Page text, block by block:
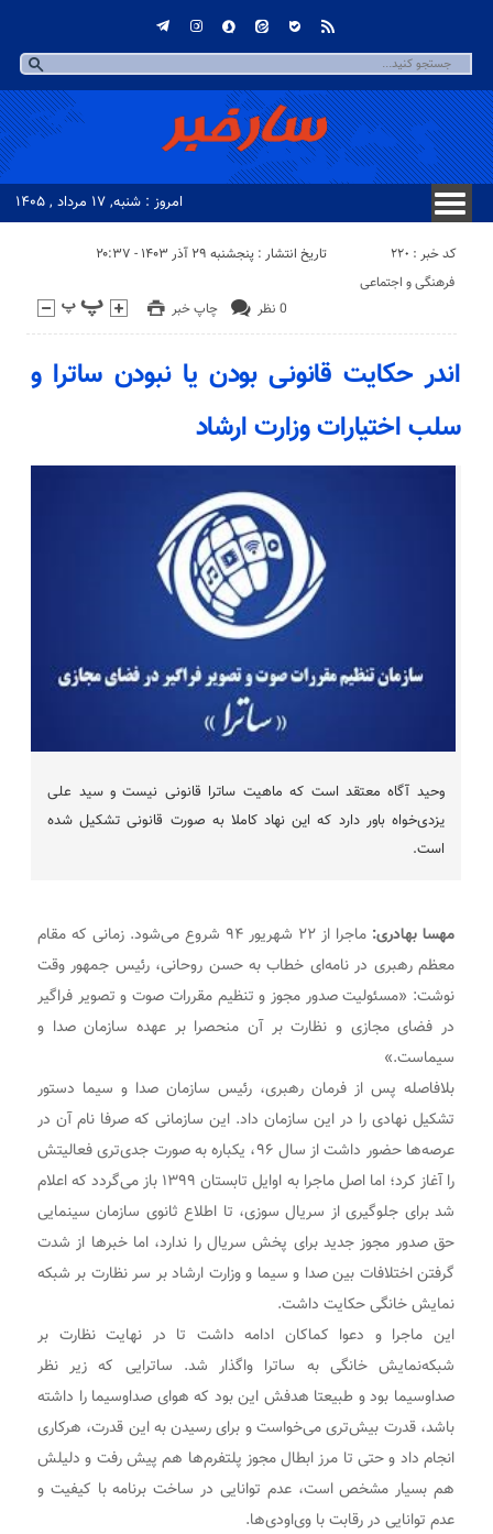
امروز : شنبه, ۱۷ مرداد , ۱۴۰۵
کد خبر : 220 تاریخ انتشار : پنجشنبه ۲۹ آذر ۱۴۰۳ - ۲۰:۳۷
چاپ خبر 0 نظر
فرهنگی و اجتماعی
اندر حکایت قانونی بودن یا نبودن ساترا و
سلب اختیارات وزارت ارشاد
وحید آگاه معتقد است که ماهیت ساترا قانونی نیست و سید علی
یزدی‌خواه باور دارد که این نهاد کاملا به صورت قانونی تشکیل شده
است.
مهسا بهادری:
ماجرا از ۲۲ شهریور ۹۴ شروع می‌شود. زمانی که مقام
معظم رهبری در نامه‌ای خطاب به حسن روحانی، رئیس جمهور وقت
نوشت: «مسئولیت صدور مجوز و تنظیم مقررات صوت و تصویر فراگیر
در فضای مجازی و نظارت بر آن منحصرا بر عهده سازمان صدا و
سیماست.»
بلافاصله پس از فرمان رهبری، رئیس سازمان صدا و سیما دستور
تشکیل نهادی را در این سازمان داد. این سازمانی که صرفا نام آن در
عرصه‌ها حضور داشت از سال ۹۶، یکباره به صورت جدی‌تری فعالیتش
را آغاز کرد؛ اما اصل ماجرا به اوایل تابستان ۱۳۹۹ باز می‌گردد که اعلام
شد برای جلوگیری از سریال سوزی، تا اطلاع ثانوی سازمان سینمایی
حق صدور مجوز جدید برای پخش سریال‌ را ندارد، اما خبرها از شدت
گرفتن اختلافات بین صدا و سیما و وزارت ارشاد بر سر نظارت بر شبکه
نمایش خانگی حکایت داشت.
این ماجرا و دعوا کماکان ادامه داشت تا در نهایت نظارت بر
شبکه‌نمایش خانگی به ساترا واگذار شد. ساترایی که زیر نظر
صداوسیما بود و طبیعتا هدفش این بود که هوای صداوسیما را داشته
باشد، قدرت بیش‌تری می‌خواست و برای رسیدن به این قدرت، هرکاری
انجام داد و حتی تا مرز ابطال مجوز پلتفرم‌ها هم پیش رفت و دلیلش
هم بسیار مشخص است، عدم توانایی در ساخت برنامه با کیفیت و
عدم توانایی در رقابت با وی‌اودی‌ها.